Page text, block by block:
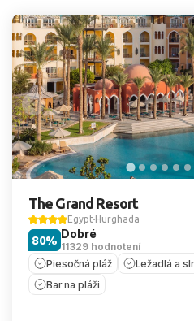
The Grand Resort
Egypt Hurghada
Dobré
11329 hodnotení
80%
Piesočná pláž
Ležadlá a
Bar na pláži